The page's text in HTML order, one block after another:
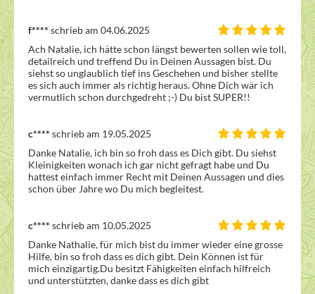
f**** schrieb am 04.06.2025
Ach Natalie, ich hätte schon längst bewerten sollen wie toll,
detailreich und treffend Du in Deinen Aussagen bist. Du
siehst so unglaublich tief ins Geschehen und bisher stellte
es sich auch immer als richtig heraus. Ohne Dich wär ich
vermutlich schon durchgedreht ;-) Du bist SUPER!!
c**** schrieb am 19.05.2025
Danke Natalie, ich bin so froh dass es Dich gibt. Du siehst
Kleinigkeiten wonach ich gar nicht gefragt habe und Du
hattest einfach immer Recht mit Deinen Aussagen und dies
schon über Jahre wo Du mich begleitest.
c**** schrieb am 10.05.2025
Danke Nathalie, für mich bist du immer wieder eine grosse
Hilfe, bin so froh dass es dich gibt. Dein Können ist für
mich einzigartig.Du besitzt Fähigkeiten einfach hilfreich
und unterstützten, danke dass es dich gibt